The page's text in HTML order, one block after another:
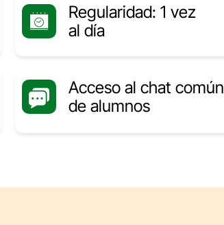
Regularidad: 1 vez
al día
Acceso al chat común
de alumnos